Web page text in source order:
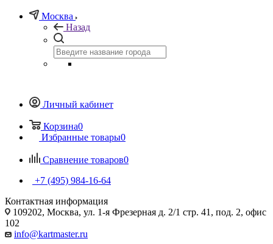
Москва
Назад
Личный кабинет
Корзина0
Избранные товары0
Сравнение товаров0
+7 (495) 984-16-64
Контактная информация
109202, Москва, ул. 1-я Фрезерная д. 2/1 стр. 41, под. 2, офис
102
info@kartmaster.ru